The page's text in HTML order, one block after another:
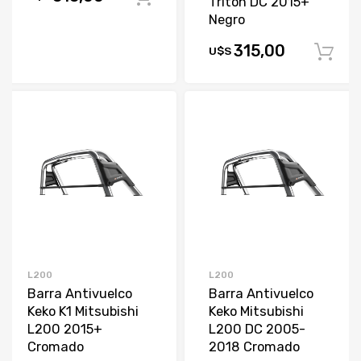
Negro
U$S315,00
L200
Barra Antivuelco
Keko K1 Mitsubishi
L200 2015+
Cromado
L200
Barra Antivuelco
Keko Mitsubishi
L200 DC 2005-
2018 Cromado